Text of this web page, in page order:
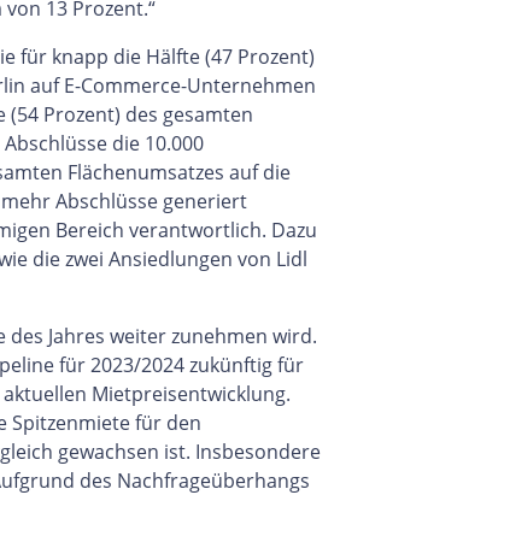
13 Prozent.“
für knapp die Hälfte (47 Prozent)
auf E-Commerce-Unternehmen
Prozent) des gesamten
die 10.000
Flächenumsatzes auf die
Abschlüsse generiert
Bereich verantwortlich. Dazu
die zwei Ansiedlungen von Lidl
Jahres weiter zunehmen wird.
für 2023/2024 zukünftig für
Mietpreisentwicklung.
Spitzenmiete für den
gewachsen ist. Insbesondere
des Nachfrageüberhangs